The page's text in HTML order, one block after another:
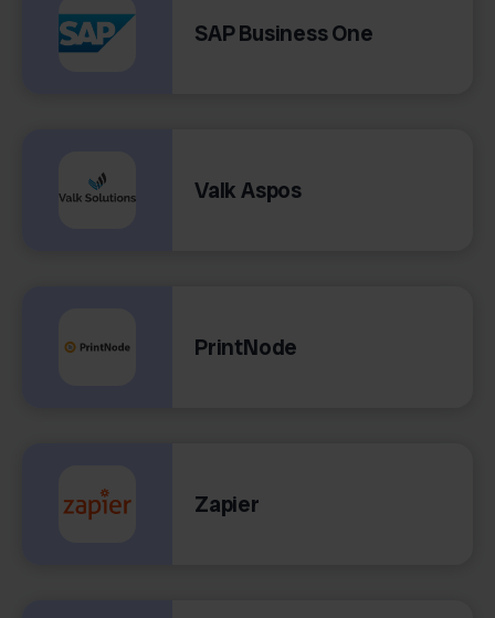
SAP Business One
Valk Aspos
PrintNode
Zapier